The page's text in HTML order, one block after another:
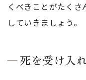
くべきことがたく
していきましょう。
死を受け入